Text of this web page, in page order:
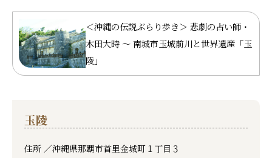
＜沖縄の伝説ぶらり歩き＞ 悲劇の占い師・
木田大時 ～ 南城市玉城前川と世界遺産「玉
陵」
玉陵
住所 ／沖縄県那覇市首里金城町１丁目３